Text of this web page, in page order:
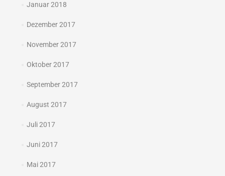
Januar 2018
Dezember 2017
November 2017
Oktober 2017
September 2017
August 2017
Juli 2017
Juni 2017
Mai 2017